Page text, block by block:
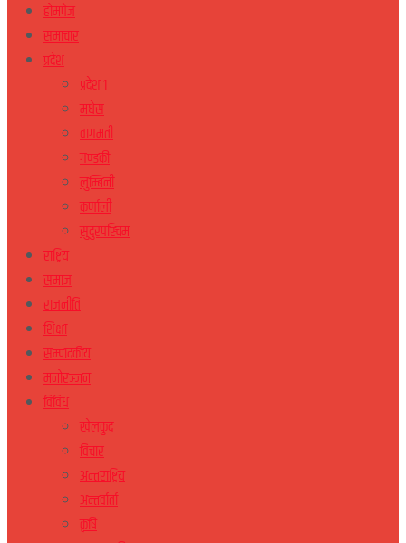
होमपेज
समाचार
प्रदेश
प्रदेश १
मधेस
वागमती
गण्डकी
लुम्बिनी
कर्णाली
सुदुरपस्चिम
राष्ट्रिय
समाज
राजनीति
शिक्षा
सम्पादकीय
मनोरञ्जन
विविध
खेलकुद
विचार
अन्तराष्ट्रिय
अन्तर्वार्ता
कृषि